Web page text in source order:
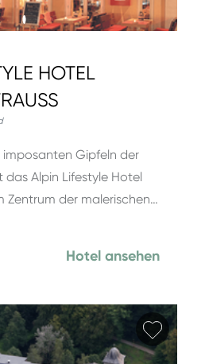
HOTEL
Gipfeln der
das Alpin Lifestyle Hotel
Zentrum der malerischen…
Hotel ansehen